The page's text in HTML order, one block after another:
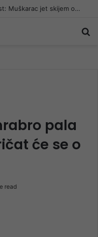
Snimak s Jadrana zgrozio javnost: Muškarac jet skijem ometao avione koji su gasili požar
pala
će se o
read